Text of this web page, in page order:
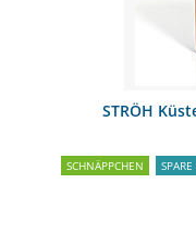
STRÖH
SCHNÄPPCHEN SPARE